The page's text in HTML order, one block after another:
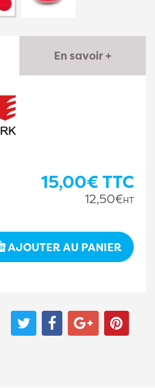
En savoir +
15,00€TTC
12,50€HT
AJOUTER AU PANIER